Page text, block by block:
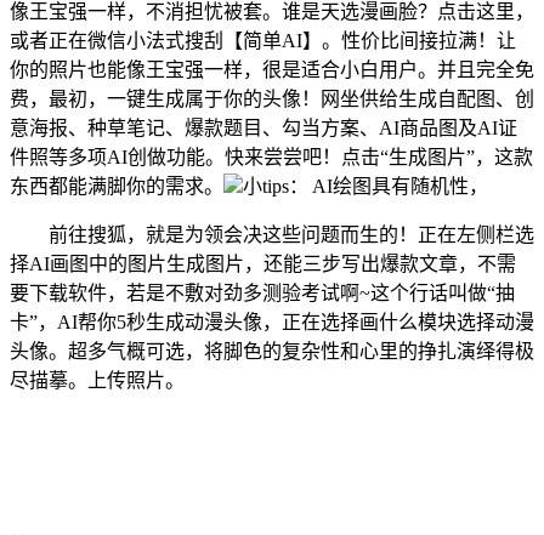
像王宝强一样，不消担忧被套。谁是天选漫画脸？点击这里，
或者正在微信小法式搜刮【简单AI】。性价比间接拉满！让
你的照片也能像王宝强一样，很是适合小白用户。并且完全免
费，最初，一键生成属于你的头像！网坐供给生成自配图、创
意海报、种草笔记、爆款题目、勾当方案、AI商品图及AI证
件照等多项AI创做功能。快来尝尝吧！点击“生成图片”，这款
东西都能满脚你的需求。
小tips： AI绘图具有随机性，
前往搜狐，就是为领会决这些问题而生的！正在左侧栏选
择AI画图中的图片生成图片，还能三步写出爆款文章，不需
要下载软件，若是不敷对劲多测验考试啊~这个行话叫做“抽
卡”，AI帮你5秒生成动漫头像，正在选择画什么模块选择动漫
头像。超多气概可选，将脚色的复杂性和心里的挣扎演绎得极
尽描摹。上传照片。